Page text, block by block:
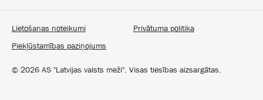
© 2026 AS "Latvijas valsts meži". Visas tiesības aizsargātas.
Lietošanas noteikumi
Privātuma politika
Piekļūstamības paziņojums